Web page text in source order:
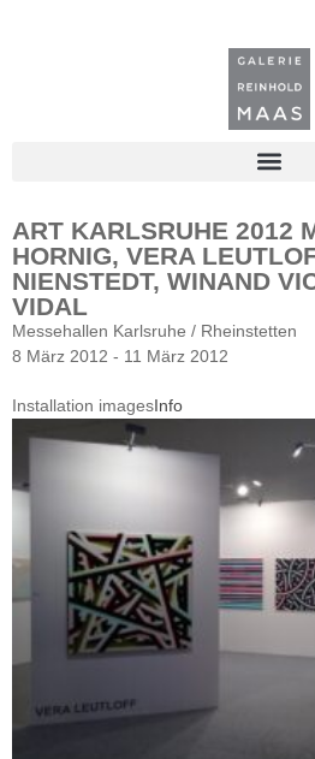
ART KARLSRUHE 2012
HORNIG, VERA
NIENSTEDT, WINAND
VIDAL
Messehallen Karlsruhe / Rheinstetten
8 März 2012 - 11 März 2012
Installation imagesInfo